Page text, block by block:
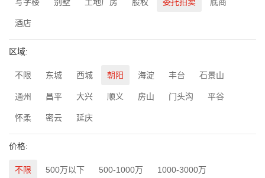
酒店
区域:
不限 东城 西城 朝阳 海淀 丰台 石景山
通州 昌平 大兴 顺义 房山 门头沟 平谷
怀柔 密云 延庆
价格:
不限 500万以下 500-1000万 1000-3000万